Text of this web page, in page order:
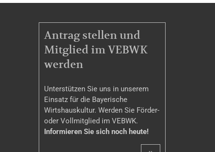
MITGLIEDSCHAFT
Antrag stellen und
Mitglied im VEBWK
werden
Unterstützen Sie uns in unserem
Einsatz für die Bayerische
Wirtshauskultur. Werden Sie Förder-
oder Vollmitglied im VEBWK.
Informieren Sie sich noch heute!